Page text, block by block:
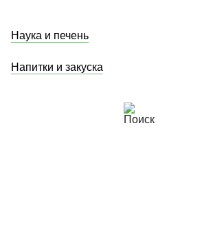
Наука и печень
Напитки и закуска